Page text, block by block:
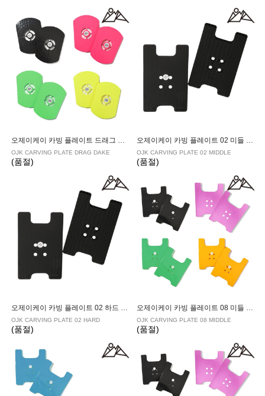
오제이케이 카빙 플레이트 드래그 다케
OJK CARVING PLATE DRAG DAKE
(품절)
오제이케이 카빙 플레이트 02 미들 알파인용
OJK CARVING PLATE 02 MIDDLE
(품절)
오제이케이 카빙 플레이트 02 하드 알파인용
OJK CARVING PLATE 02 HARD
(품절)
오제이케이 카빙 플레이트 08 미들 프리라이드용
OJK CARVING PLATE 08 MIDDLE
(품절)